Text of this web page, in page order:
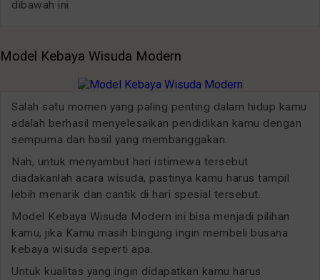
dibawah ini.
Model Kebaya Wisuda Modern
Salah satu momen yang paling penting dalam hidup kamu
adalah berhasil menyelesaikan pendidikan kamu dengan
sempurna dan hasil yang membanggakan.
Nah, untuk menyambut hari istimewa tersebut
diadakanlah acara wisuda, pastinya kamu harus tampil
lebih menarik dan cantik di hari spesial tersebut.
Model Kebaya Wisuda Modern ini bisa menjadi pilihan
kamu, jika Kamu masih bingung ingin membeli busana
kebaya wisuda seperti apa.
Untuk kualitas yang ingin didapatkan kamu harus